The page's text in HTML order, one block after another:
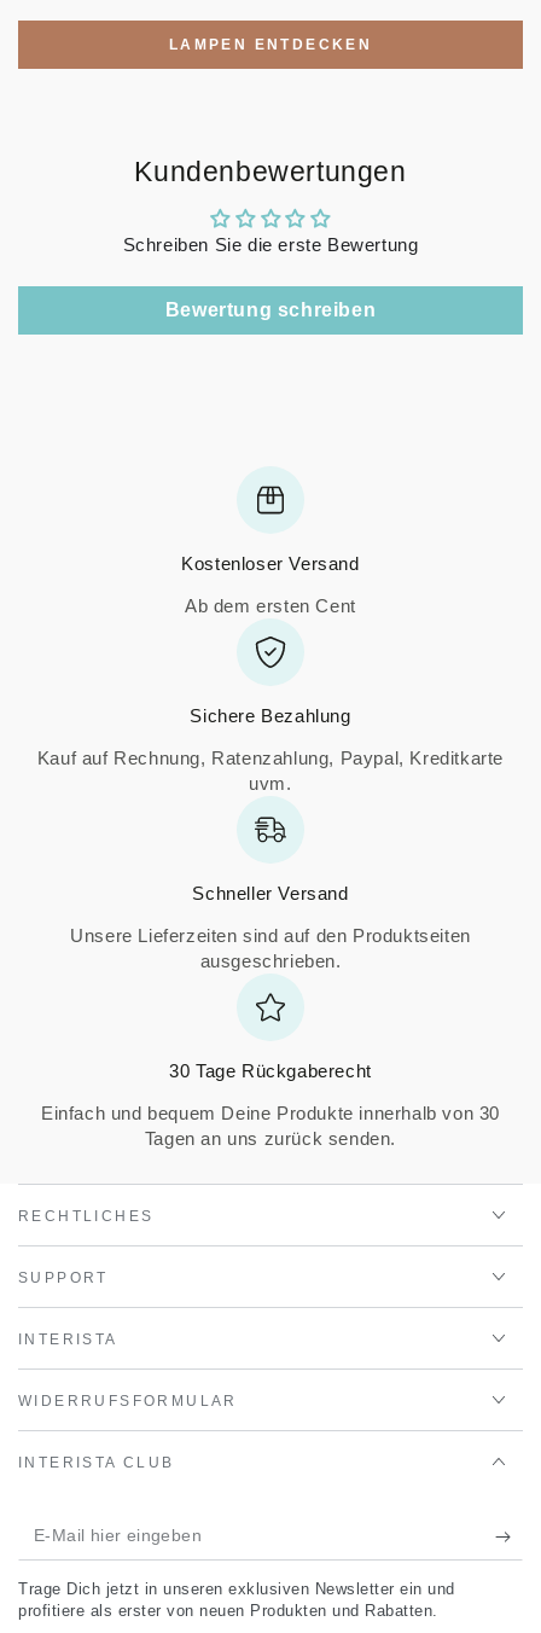
LAMPEN ENTDECKEN
Kundenbewertungen
Schreiben Sie die erste Bewertung
Bewertung schreiben
Kostenloser Versand
Ab dem ersten Cent
Sichere Bezahlung
Kauf auf Rechnung, Ratenzahlung, Paypal, Kreditkarte
uvm.
Schneller Versand
Unsere Lieferzeiten sind auf den Produktseiten
ausgeschrieben.
30 Tage Rückgaberecht
Einfach und bequem Deine Produkte innerhalb von 30
Tagen an uns zurück senden.
RECHTLICHES
SUPPORT
INTERISTA
WIDERRUFSFORMULAR
INTERISTA CLUB
E-
Mail
hier
Trage Dich jetzt in unseren exklusiven Newsletter ein und
profitiere als erster von neuen Produkten und Rabatten.